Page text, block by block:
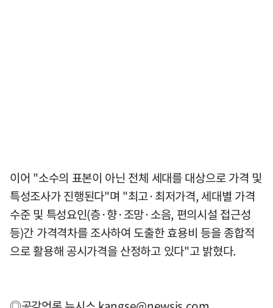
이어 "소수의 표본이 아닌 전체 세대를 대상으로 가격 및
특성조사가 진행된다"며 "최고·최저가격, 세대별 가격
수준 및 특성요인(층·향·조망·소음, 편의시설 접근성
등)간 가격격차를 조사하여 도출한 효용비 등을 종합적
으로 활용해 공시가격을 산정하고 있다"고 밝혔다.